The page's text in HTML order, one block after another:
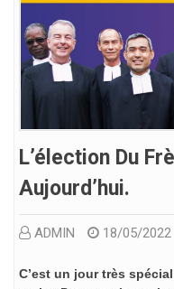
L’élection Du
Aujourd’hui.
ADMIN 18/05/2022
C’est un jour très